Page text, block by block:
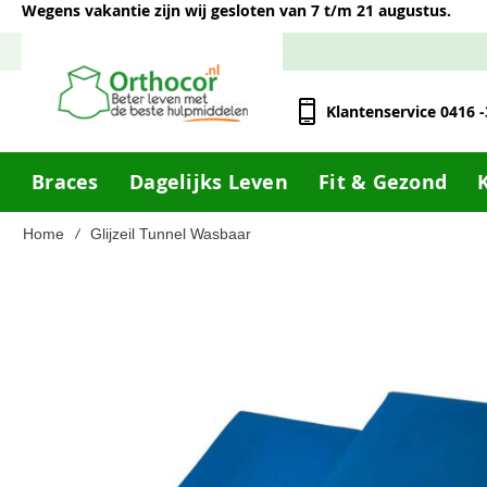
Wegens vakantie zijn wij gesloten van 7 t/m 21 augustus.
Klantenservice 0416
Braces Dagelijks Leven Fit & Gezond
Home Glijzeil Tunnel Wasbaar